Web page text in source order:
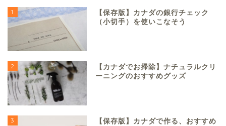
1
【保存版】カナダの銀行チェック
（小切手）を使いこなそう
2
【カナダでお掃除】ナチュラルクリ
ーニングのおすすめグッズ
3
【保存版】カナダで作る、おすすめ